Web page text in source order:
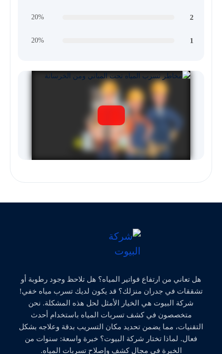
2
20%
1
20%
هل تعاني من ارتفاع فواتير المياه؟ هل تلاحظ وجود رطوبة أو
تشققات في جدران منزلك؟ قد يكون لديك تسرب مياه خفي!
شركة البيوت هي الخيار الأمثل لحل هذه المشكلة. نحن
متخصصون في كشف تسربات المياه باستخدام أحدث
التقنيات، مما يضمن تحديد مكان التسريب بدقة وعلاجه بشكل
فعال. لماذا تختار شركة البيوت؟ خبرة واسعة: سنوات من
الخبرة في مجال كشف وإصلاح تسربات المياه.